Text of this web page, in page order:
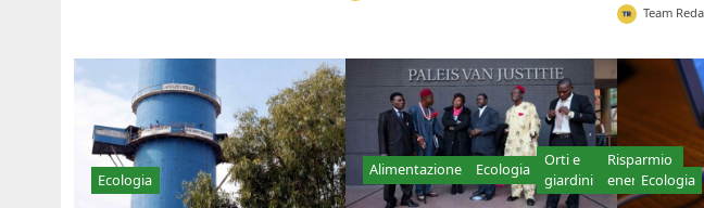
Team
Ecologia
Alimentazione Ecologia
Orti e
giardini
Risparmio
energetico
Ecologia